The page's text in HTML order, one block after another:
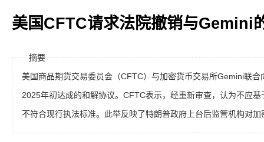
美国CFTC请求法院撤销与Gemini
摘要
美国商品期货交易委员会（CFTC）与加密货币交易所Gemini联
2025年初达成的和解协议。CFTC表示，经重新审查，认为不应
不符合现行执法标准。此举反映了特朗普政府上台后监管机构对